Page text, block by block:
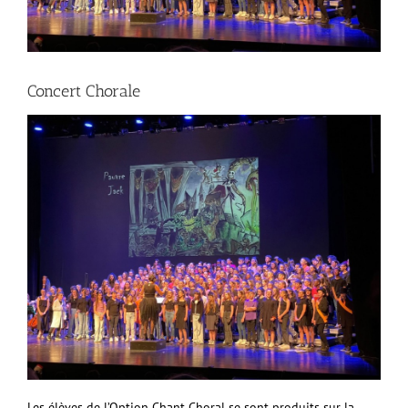
Concert Chorale